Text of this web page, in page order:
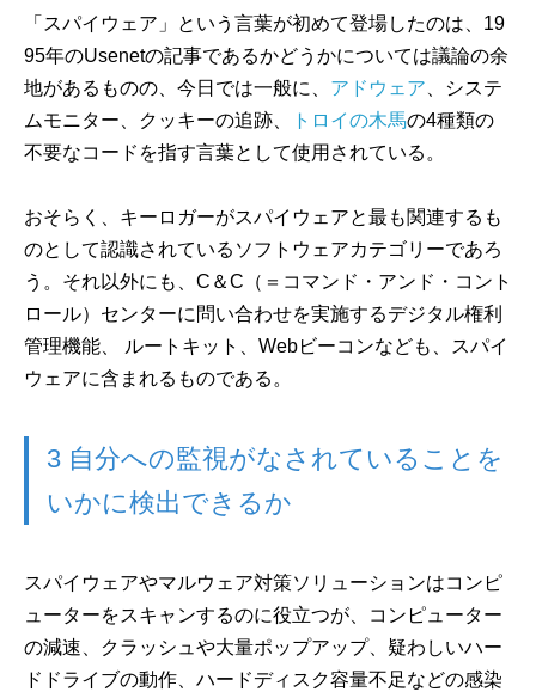
「スパイウェア」という言葉が初めて登場したのは、19
95年のUsenetの記事であるかどうかについては議論の余
地があるものの、今日では一般に、 アドウェア 、システ
ムモニター、クッキーの追跡、
トロイの木馬の4種類の
不要なコードを指す言葉として使用されている。
おそらく、キーロガーがスパイウェアと最も関連するも
のとして認識されているソフトウェアカテゴリーであろ
う。それ以外にも、C＆C（＝コマンド・アンド・コント
ロール）センターに問い合わせを実施するデジタル権利
管理機能、 ルートキット、Webビーコンなども、スパイ
ウェアに含まれるものである。
3 自分への監視がなされていることを
いかに検出できるか
スパイウェアやマルウェア対策ソリューションはコンピ
ューターをスキャンするのに役立つが、コンピューター
の減速、クラッシュや大量ポップアップ、疑わしいハー
ドドライブの動作、ハードディスク容量不足などの感染